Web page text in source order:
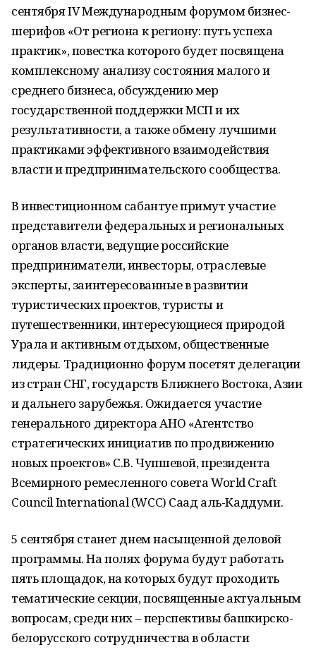
сентября IV Международным форумом бизнес-
шерифов «От региона к региону: путь успеха
практик», повестка которого будет посвящена
комплексному анализу состояния малого и
среднего бизнеса, обсуждению мер
государственной поддержки МСП и их
результативности, а также обмену лучшими
практиками эффективного взаимодействия
власти и предпринимательского сообщества.
В инвестиционном сабантуе примут участие
представители федеральных и региональных
органов власти, ведущие российские
предприниматели, инвесторы, отраслевые
эксперты, заинтересованные в развитии
туристических проектов, туристы и
путешественники, интересующиеся природой
Урала и активным отдыхом, общественные
лидеры. Традиционно форум посетят делегации
из стран СНГ, государств Ближнего Востока, Азии
и дальнего зарубежья. Ожидается участие
генерального директора АНО «Агентство
стратегических инициатив по продвижению
новых проектов» С.В. Чупшевой, президента
Всемирного ремесленного совета World Craft
Council International (WCC) Саад аль-Каддуми.
5 сентября станет днем насыщенной деловой
программы. На полях форума будут работать
пять площадок, на которых будут проходить
тематические секции, посвященные актуальным
вопросам, среди них – перспективы башкирско-
белорусского сотрудничества в области